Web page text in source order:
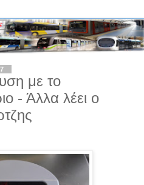
με το
- Άλλα λέει ο